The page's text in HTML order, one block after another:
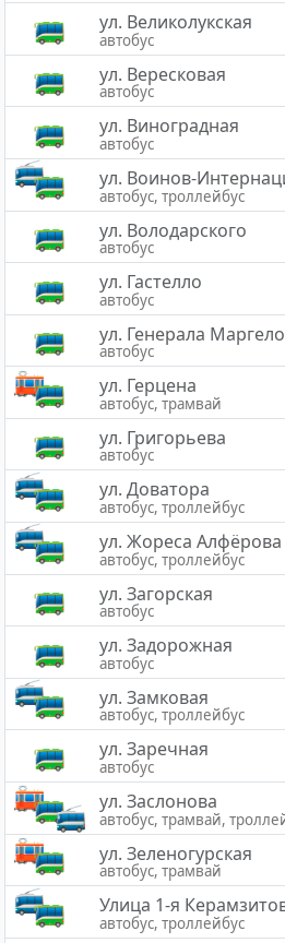
ул. Великолукская
автобус
ул. Вересковая
автобус
ул. Виноградная
автобус
ул. Воинов-
автобус, троллейбус
ул. Володарского
автобус
ул. Гастелло
автобус
ул. Генерала
автобус
ул. Герцена
автобус, трамвай
ул. Григорьева
автобус
ул. Доватора
автобус, троллейбус
ул. Жореса Алфёрова
автобус, троллейбус
ул. Загорская
автобус
ул. Задорожная
автобус
ул. Замковая
автобус, троллейбус
ул. Заречная
автобус
ул. Заслонова
автобус, трамвай,
ул. Зеленогурская
автобус, трамвай
Улица 1-я
автобус, троллейбус